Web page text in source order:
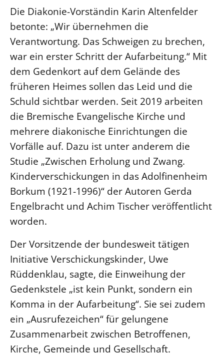
Die Diakonie-Vorständin Karin Altenfelder
betonte: „Wir übernehmen die
Verantwortung. Das Schweigen zu brechen,
war ein erster Schritt der Aufarbeitung.“ Mit
dem Gedenkort auf dem Gelände des
früheren Heimes sollen das Leid und die
Schuld sichtbar werden. Seit 2019 arbeiten
die Bremische Evangelische Kirche und
mehrere diakonische Einrichtungen die
Vorfälle auf. Dazu ist unter anderem die
Studie „Zwischen Erholung und Zwang.
Kinderverschickungen in das Adolfinenheim
Borkum (1921-1996)“ der Autoren Gerda
Engelbracht und Achim Tischer veröffentlicht
worden.
Der Vorsitzende der bundesweit tätigen
Initiative Verschickungskinder, Uwe
Rüddenklau, sagte, die Einweihung der
Gedenkstele „ist kein Punkt, sondern ein
Komma in der Aufarbeitung“. Sie sei zudem
ein „Ausrufezeichen“ für gelungene
Zusammenarbeit zwischen Betroffenen,
Kirche, Gemeinde und Gesellschaft.
Beruf
Freie Stellen
BIBLIOTHEK & ARCHIV
SERVICE
Älterwerden im Pfarrberuf
Beteiligungsverfahren
Beschwerdestellen
Ephoralbüro
Fundraising
IT-Service
Corporate Design
Interventionsplan
Kantine Speiseplan
Kirchliches Amtsblatt
Kirchliche Verwaltung
Klimaschutzgesetz
Kunstreferat
NKVK
Öffentlichkeitsarbeit